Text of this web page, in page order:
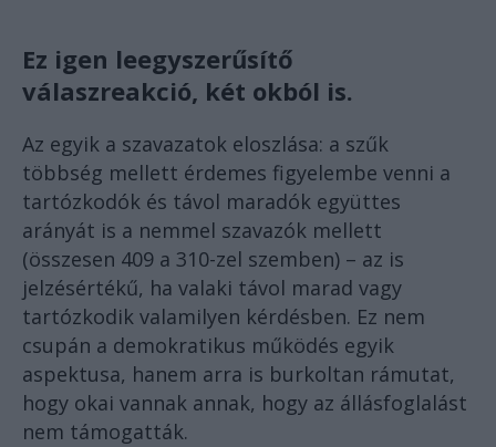
Ez igen leegyszerűsítő
válaszreakció, két okból is.
Az egyik a szavazatok eloszlása: a szűk
többség mellett érdemes figyelembe venni a
tartózkodók és távol maradók együttes
arányát is a nemmel szavazók mellett
(összesen 409 a 310-zel szemben) – az is
jelzésértékű, ha valaki távol marad vagy
tartózkodik valamilyen kérdésben. Ez nem
csupán a demokratikus működés egyik
aspektusa, hanem arra is burkoltan rámutat,
hogy okai vannak annak, hogy az állásfoglalást
nem támogatták.